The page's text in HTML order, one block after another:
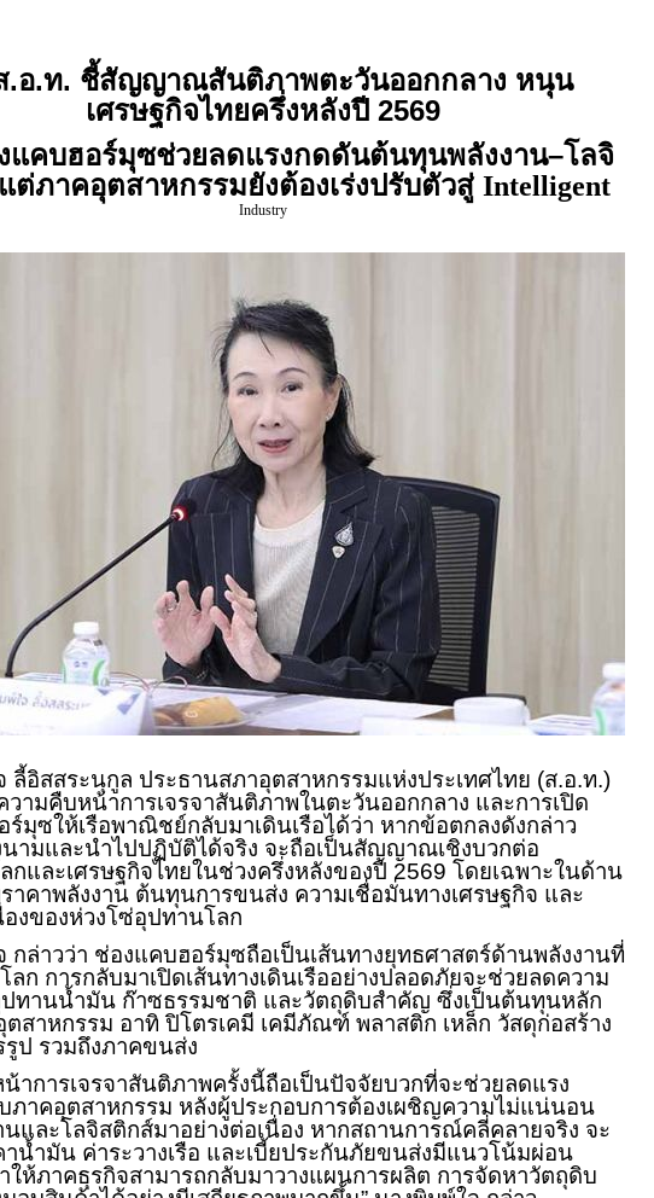
.อ.ท. ชี้สัญญาณสันติภาพตะวันออกกลาง หนุน
เศรษฐกิจไทยครึ่งหลังปี 2569
แคบฮอร์มุซช่วยลดแรงกดดันต้นทุนพลังงาน–โลจิ
ต่ภาคอุตสาหกรรมยังต้องเร่งปรับตัวสู่ Intelligent
Industry
ลี้อิสสระนุกูล ประธานสภาอุตสาหกรรมแห่งประเทศไทย (ส.อ.ท.)
วามคืบหน้าการเจรจาสันติภาพในตะวันออกกลาง และการเปิด
ร์มุซให้เรือพาณิชย์กลับมาเดินเรือได้ว่า หากข้อตกลงดังกล่าว
นามและนำไปปฏิบัติได้จริง จะถือเป็นสัญญาณเชิงบวกต่อ
กและเศรษฐกิจไทยในช่วงครึ่งหลังของปี 2569 โดยเฉพาะในด้าน
าคาพลังงาน ต้นทุนการขนส่ง ความเชื่อมั่นทางเศรษฐกิจ และ
องของห่วงโซ่อุปทานโลก
กล่าวว่า ช่องแคบฮอร์มุซถือเป็นเส้นทางยุทธศาสตร์ด้านพลังงานที่
ก การกลับมาเปิดเส้นทางเดินเรืออย่างปลอดภัยจะช่วยลดความ
ปทานน้ำมัน ก๊าซธรรมชาติ และวัตถุดิบสำคัญ ซึ่งเป็นต้นทุนหลัก
สาหกรรม อาทิ ปิโตรเคมี เคมีภัณฑ์ พลาสติก เหล็ก วัสดุก่อสร้าง
รูป รวมถึงภาคขนส่ง
าการเจรจาสันติภาพครั้งนี้ถือเป็นปัจจัยบวกที่จะช่วยลดแรง
ภาคอุตสาหกรรม หลังผู้ประกอบการต้องเผชิญความไม่แน่นอน
นและโลจิสติกส์มาอย่างต่อเนื่อง หากสถานการณ์คลี่คลายจริง จะ
าน้ำมัน ค่าระวางเรือ และเบี้ยประกันภัยขนส่งมีแนวโน้มผ่อน
ให้ภาคธุรกิจสามารถกลับมาวางแผนการผลิต การจัดหาวัตถุดิบ